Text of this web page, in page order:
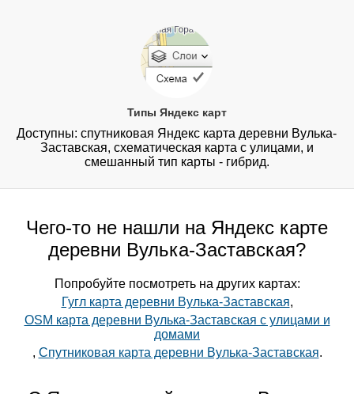
Типы Яндекс карт
Доступны: спутниковая Яндекс карта деревни Вулька-
Заставская, схематическая карта с улицами, и
смешанный тип карты - гибрид.
Чего-то не нашли на Яндекс карте
деревни Вулька-Заставская?
Попробуйте посмотреть на других картах:
Гугл карта деревни Вулька-Заставская,
OSM карта деревни Вулька-Заставская с улицами и
домами
, Спутниковая карта деревни Вулька-Заставская.